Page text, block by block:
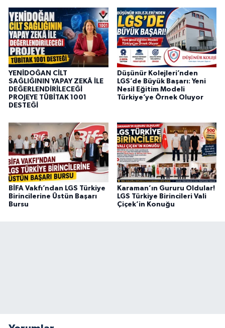
YENİDOĞAN CİLT
SAĞLIĞININ YAPAY ZEKÂ İLE
DEĞERLENDİRİLECEĞİ
PROJEYE TÜBİTAK 1001
DESTEĞİ
Düşünür Kolejleri’nden
LGS’de Büyük Başarı: Yeni
Nesil Eğitim Modeli
Türkiye’ye Örnek Oluyor
BİFA Vakfı’ndan LGS Türkiye
Birincilerine Üstün Başarı
Bursu
Karaman’ın Gururu Oldular!
LGS Türkiye Birincileri Vali
Çiçek’in Konuğu